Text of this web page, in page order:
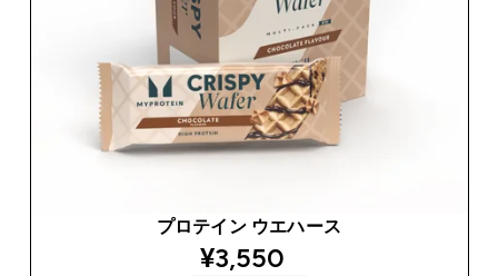
プロテイン ウエハース
discounted price
¥3,550‎